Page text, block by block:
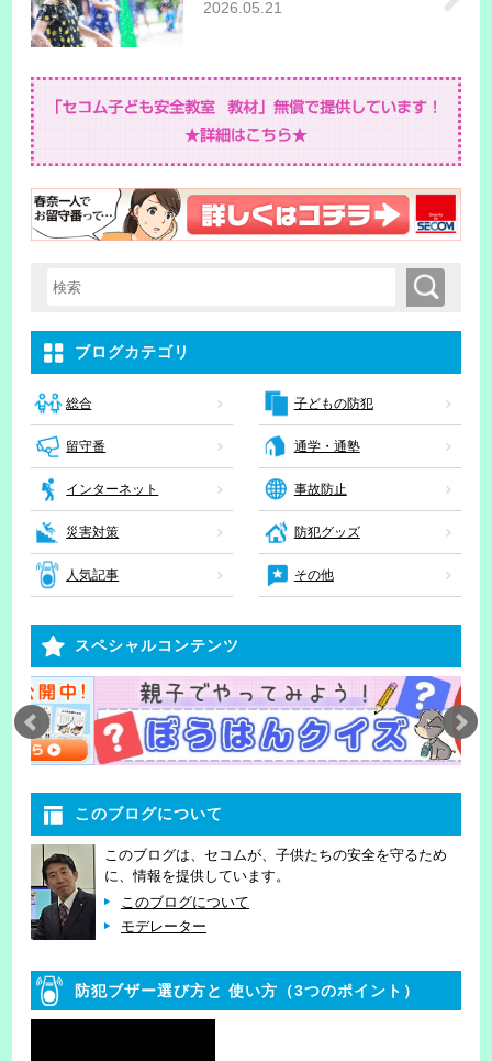
2026.05.21
検索キーワード入力 検索
ブログカテゴリ
総合 子どもの防犯
留守番 通学・通塾
インターネット 事故防止
災害対策 防犯グッズ
人気記事 その他
スペシャルコンテンツ
このブログについて
このブログは、セコムが、子供たちの安全を守るため
に、情報を提供しています。
このブログについて
モデレーター
防犯ブザー選び方と 使い方（3つのポイント）